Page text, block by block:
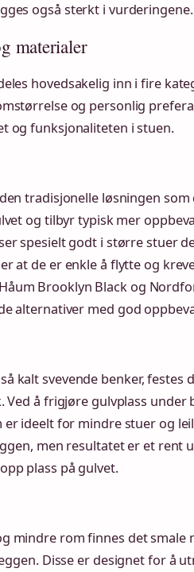
også sterkt i vurderingene.
materialer
hovedsakelig inn i fire
og personlig
og funksjonaliteten i stuen.
tradisjonelle løsningen
og tilbyr typisk mer
spesielt godt i større stuer
at de er enkle å flytte og
Brooklyn Black og
alternativer med god
kalt svevende benker, festes
å frigjøre gulvplass under
ideelt for mindre stuer og
men resultatet er et rent
plass på gulvet.
mindre rom finnes det smale
Disse er designet for å